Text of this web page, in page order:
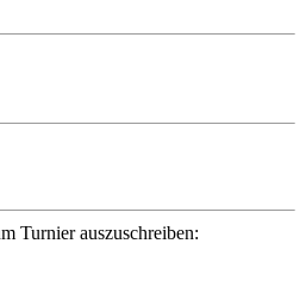
Turnier auszuschreiben: